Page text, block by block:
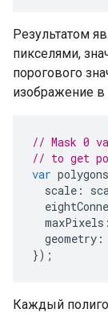
Результатом
пикселями,
порогового
изображение в
// Mask 0
// to get
var polygons
scale :
maxPixels :
geometry :
});
Каждый